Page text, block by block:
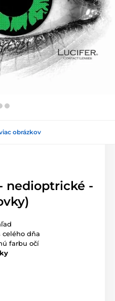
obrázkov
nedioptrické -
celého dňa
farbu očí